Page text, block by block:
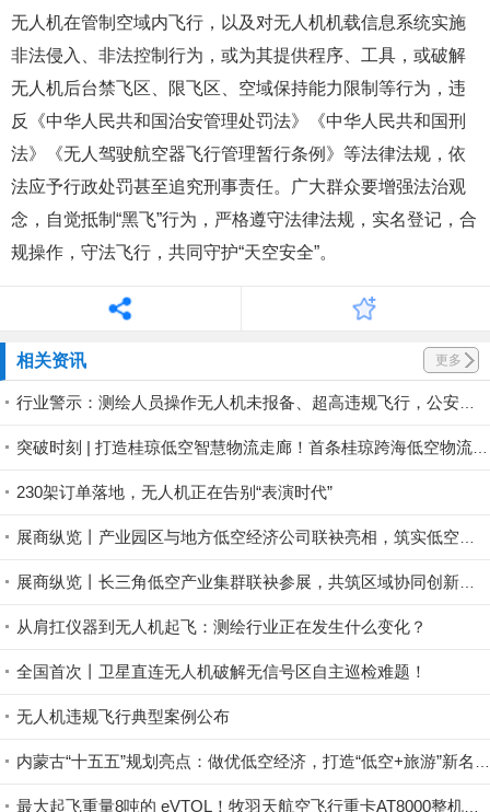
无人机在管制空域内飞行，以及对无人机机载信息系统实施
非法侵入、非法控制行为，或为其提供程序、工具，或破解
无人机后台禁飞区、限飞区、空域保持能力限制等行为，违
反《中华人民共和国治安管理处罚法》《中华人民共和国刑
法》《无人驾驶航空器飞行管理暂行条例》等法律法规，依
法应予行政处罚甚至追究刑事责任。广大群众要增强法治观
念，自觉抵制“黑飞”行为，严格遵守法律法规，实名登记，合
规操作，守法飞行，共同守护“天空安全”。
相关资讯 更多
230架订单落地，无人机正在告别“表演时代”
从肩扛仪器到无人机起飞：测绘行业正在发生什么变化？
全国首次丨卫星直连无人机破解无信号区自主巡检难题！
无人机违规飞行典型案例公布